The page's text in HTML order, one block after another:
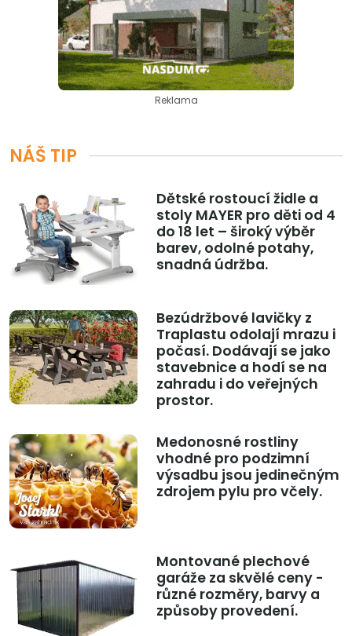
Reklama
NÁŠ TIP
Dětské rostoucí židle a
stoly MAYER pro děti od 4
do 18 let – široký výběr
barev, odolné potahy,
snadná údržba.
Bezúdržbové lavičky z
Traplastu odolají mrazu i
počasí. Dodávají se jako
stavebnice a hodí se na
zahradu i do veřejných
prostor.
Medonosné rostliny
vhodné pro podzimní
výsadbu jsou jedinečným
zdrojem pylu pro včely.
Montované plechové
garáže za skvělé ceny -
různé rozměry, barvy a
způsoby provedení.